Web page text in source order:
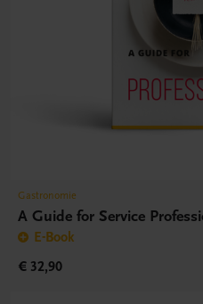
Gastronomie
A Guide for Service
E-Book
€ 32,90